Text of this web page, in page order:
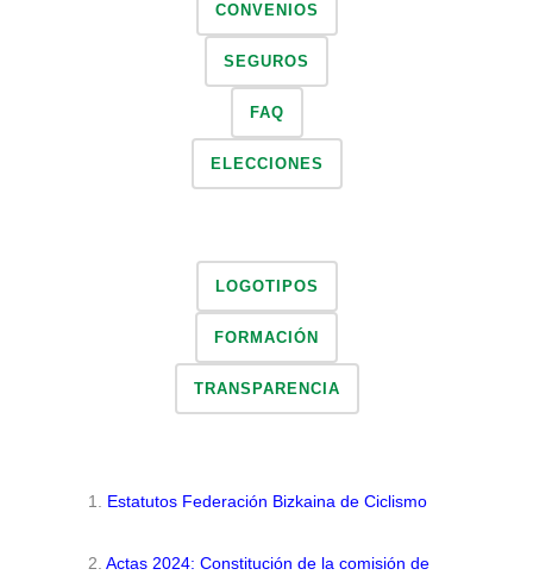
CONVENIOS
SEGUROS
FAQ
ELECCIONES
LOGOTIPOS
FORMACIÓN
TRANSPARENCIA
1. Estatutos Federación Bizkaina de Ciclismo
2. Actas 2024: Constitución de la comisión de